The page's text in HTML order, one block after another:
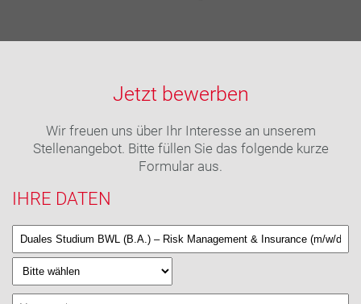
Jetzt bewerben
Wir freuen uns über Ihr Interesse an unserem
Stellenangebot. Bitte füllen Sie das folgende kurze
Formular aus.
IHRE DATEN